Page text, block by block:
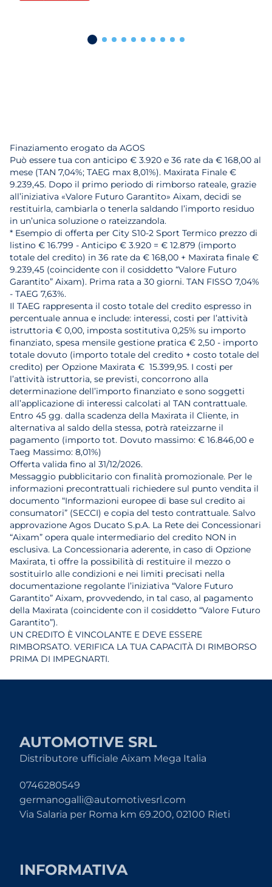
Finaziamento erogato da AGOS
Può essere tua con anticipo € 3.920 e 36 rate da € 168,00 al
mese (TAN 7,04%; TAEG max 8,01%). Maxirata Finale €
9.239,45. Dopo il primo periodo di rimborso rateale, grazie
all’iniziativa «Valore Futuro Garantito» Aixam, decidi se
restituirla, cambiarla o tenerla saldando l’importo residuo
in un’unica soluzione o rateizzandola.
* Esempio di offerta per City S10-2 Sport Termico prezzo di
listino € 16.799 - Anticipo € 3.920 = € 12.879 (importo
totale del credito) in 36 rate da € 168,00 + Maxirata finale €
9.239,45 (coincidente con il cosiddetto “Valore Futuro
Garantito” Aixam). Prima rata a 30 giorni. TAN FISSO 7,04%
- TAEG 7,63%.
Il TAEG rappresenta il costo totale del credito espresso in
percentuale annua e include: interessi, costi per l’attività
istruttoria € 0,00, imposta sostitutiva 0,25% su importo
finanziato, spesa mensile gestione pratica € 2,50 - importo
totale dovuto (importo totale del credito + costo totale del
credito) per Opzione Maxirata € 15.399,95. I costi per
l’attività istruttoria, se previsti, concorrono alla
determinazione dell’importo finanziato e sono soggetti
all’applicazione di interessi calcolati al TAN contrattuale.
Entro 45 gg. dalla scadenza della Maxirata il Cliente, in
alternativa al saldo della stessa, potrà rateizzarne il
pagamento (importo tot. Dovuto massimo: € 16.846,00 e
Taeg Massimo: 8,01%)
Offerta valida fino al 31/12/2026.
Messaggio pubblicitario con finalità promozionale. Per le
informazioni precontrattuali richiedere sul punto vendita il
documento “Informazioni europee di base sul credito ai
consumatori” (SECCI) e copia del testo contrattuale. Salvo
approvazione Agos Ducato S.p.A. La Rete dei Concessionari
“Aixam” opera quale intermediario del credito NON in
esclusiva. La Concessionaria aderente, in caso di Opzione
Maxirata, ti offre la possibilità di restituire il mezzo o
sostituirlo alle condizioni e nei limiti precisati nella
documentazione regolante l’iniziativa “Valore Futuro
Garantito” Aixam, provvedendo, in tal caso, al pagamento
della Maxirata (coincidente con il cosiddetto “Valore Futuro
Garantito”).
UN CREDITO È VINCOLANTE E DEVE ESSERE
RIMBORSATO. VERIFICA LA TUA CAPACITÀ DI RIMBORSO
PRIMA DI IMPEGNARTI.
AUTOMOTIVE SRL
Distributore ufficiale Aixam Mega Italia
0746280549
germanogalli@automotivesrl.com
Via Salaria per Roma km 69.200, 02100 Rieti
INFORMATIVA